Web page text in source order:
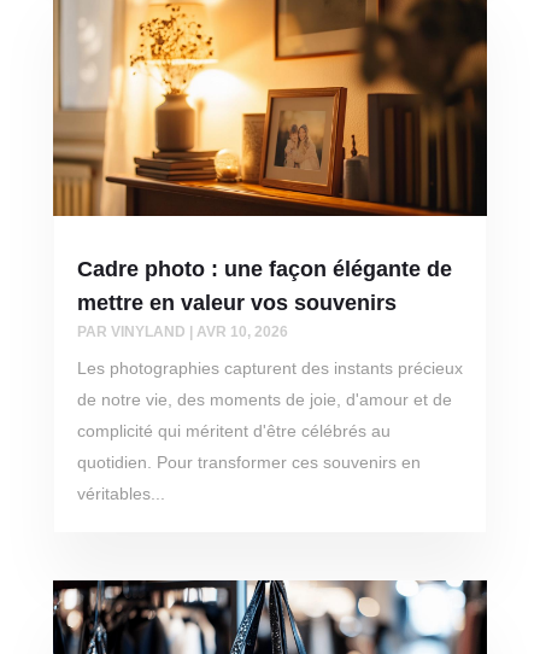
Cadre photo : une façon élégante de
mettre en valeur vos souvenirs
PAR VINYLAND AVR 10, 2026
Les photographies capturent des instants précieux
de notre vie, des moments de joie, d'amour et de
complicité qui méritent d'être célébrés au
quotidien. Pour transformer ces souvenirs en
véritables...